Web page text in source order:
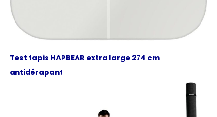
Test tapis HAPBEAR extra large 274 cm
antidérapant